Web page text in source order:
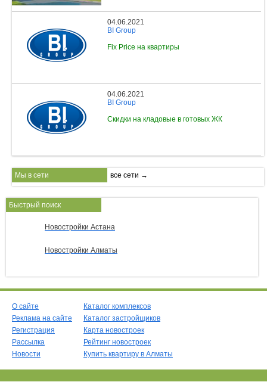
04.06.2021
BI Group
Fix Price на квартиры
04.06.2021
BI Group
Скидки на кладовые в готовых ЖК
Мы в сети все сети →
Быстрый поиск
Новостройки Астана
Новостройки Алматы
О сайте
Реклама на сайте
Регистрация
Рассылка
Новости
Каталог комплексов
Каталог застройщиков
Карта новостроек
Рейтинг новостроек
Купить квартиру в Алматы